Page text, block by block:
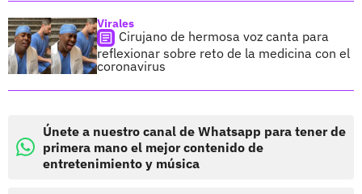
Virales
Cirujano de hermosa voz canta para
reflexionar sobre reto de la medicina con el
coronavirus
Únete a nuestro canal de Whatsapp para tener de
primera mano el mejor contenido de
entretenimiento y música